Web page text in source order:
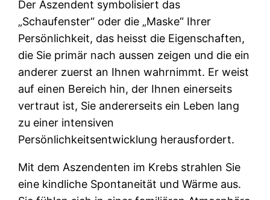
Der Aszendent symbolisiert das
„Schaufenster“ oder die „Maske“ Ihrer
Persönlichkeit, das heisst die Eigenschaften,
die Sie primär nach aussen zeigen und die ein
anderer zuerst an Ihnen wahrnimmt. Er weist
auf einen Bereich hin, der Ihnen einerseits
vertraut ist, Sie andererseits ein Leben lang
zu einer intensiven
Persönlichkeitsentwicklung herausfordert.
Mit dem Aszendenten im Krebs strahlen Sie
eine kindliche Spontaneität und Wärme aus.